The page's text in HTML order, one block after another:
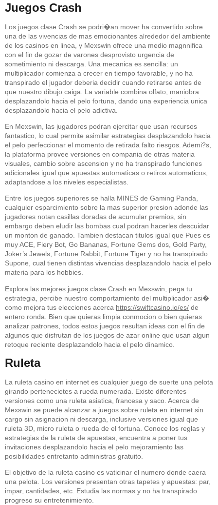
Juegos Crash
Los juegos clase Crash se podri�an mover ha convertido sobre
una de las vivencias de mas emocionantes alrededor del ambiente
de los casinos en linea, y Mexswin ofrece una medio magnnifica
con el fin de gozar de varones desprovisto urgencia de
sometimiento ni descarga. Una mecanica es sencilla: un
multiplicador comienza a crecer en tiempo favorable, y no ha
transpirado el jugador deberia decidir cuando retirarse antes de
que nuestro dibujo caiga. La variable combina olfato, maniobra
desplazandolo hacia el pelo fortuna, dando una experiencia unica
desplazandolo hacia el pelo adictiva.
En Mexswin, las jugadores podran ejercitar que usan recursos
fantastico, lo cual permite asimilar estrategias desplazandolo hacia
el pelo perfeccionar el momento de retirada falto riesgos. Ademi?s,
la plataforma provee versiones en compania de otras materia
visuales, cambio sobre ascension y no ha transpirado funciones
adicionales igual que apuestas automaticas o retiros automaticos,
adaptandose a los niveles especialistas.
Entre los juegos superiores se halla MINES de Gaming Panda,
cualquier esparcimiento sobre la mas superior presion adonde las
jugadores notan casillas doradas de acumular premios, sin
embargo deben eludir las bombas cual podran hacerles descuidar
un monton de ganado. Tambien destacan titulos igual que Pues es
muy ACE, Fiery Bot, Go Bananas, Fortune Gems dos, Gold Party,
Joker’s Jewels, Fortune Rabbit, Fortune Tiger y no ha transpirado
Supone, cual tienen distintas vivencias desplazandolo hacia el pelo
materia para los hobbies.
Explora las mejores juegos clase Crash en Mexswin, pega tu
estrategia, percibe nuestro comportamiento del multiplicador asi�
como mejora tus elecciones acerca https://swiftcasino.io/es/ de
entero ronda. Bien que quieras limpia conmocion o bien quieras
analizar patrones, todos estos juegos resultan ideas con el fin de
algunos que disfrutan de los juegos de azar online que usan algun
retoque reciente desplazandolo hacia el pelo dinamico.
Ruleta
La ruleta casino en internet es cualquier juego de suerte una pelota
girando pertenecietes a rueda numerada. Existe diferentes
versiones como una ruleta asiatica, francesa y saco. Acerca de
Mexswin se puede alcanzar a juegos sobre ruleta en internet sin
cargo sin asignacion ni descarga, inclusive versiones igual que
ruleta 3D, micro ruleta o rueda de el fortuna. Conoce los reglas y
estrategias de la ruleta de apuestas, encuentra a poner tus
invitaciones desplazandolo hacia el pelo mejoramiento las
posibilidades entretanto administras gratuito.
El objetivo de la ruleta casino es vaticinar el numero donde caera
una pelota. Los versiones presentan otras tapetes y apuestas: par,
impar, cantidades, etc. Estudia las normas y no ha transpirado
progreso su entretenimiento.